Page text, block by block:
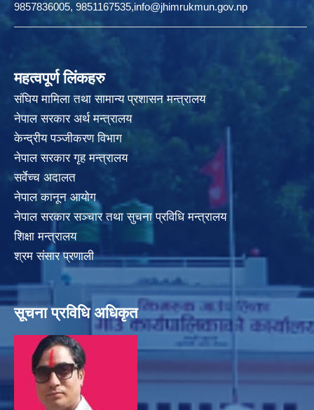
9857836005, 9851167535,info@jhimrukmun.gov.np
महत्वपूर्ण लिंकहरु
संघिय मामिला तथा सामान्य प्रशासन मन्त्रालय
नेपाल सरकार अर्थ मन्त्रालय
केन्द्रीय पञ्जीकरण विभाग
नेपाल सरकार गृह मन्त्रालय
सर्वेच्च अदालत
नेपाल कानून आयोग
नेपाल सरकार सञ्चार तथा सुचना प्रविधि मन्त्रालय
शिक्षा मन्त्रालय
श्रम संसार प्रणाली
सूचना प्रविधि अधिकृत